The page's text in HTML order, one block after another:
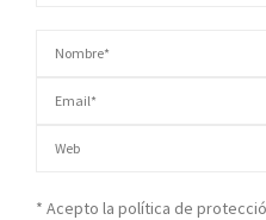
* Acepto la política de